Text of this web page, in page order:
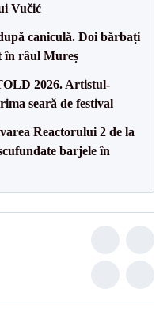
Vučić
caniculă. Doi bărbați
în râul Mureș
2026. Artistul-
seară de festival
Reactorului 2 de la
barjele în